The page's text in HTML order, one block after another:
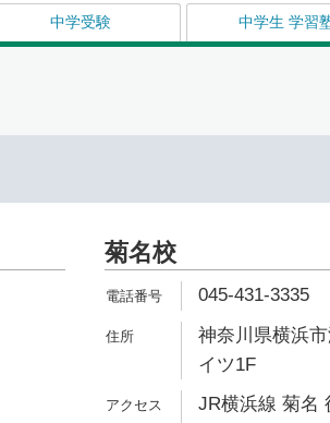
中学受験 中学生 学習
菊名校
045-431-3335
神奈川県横浜
イツ1F
JR横浜線 菊名